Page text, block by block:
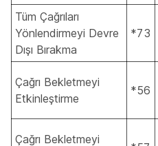
Tüm Çağrıları
Yönlendirmeyi Devre
Dışı Bırakma
*73
Çağrı Bekletmeyi
Etkinleştirme
*56
Çağrı Bekletmeyi